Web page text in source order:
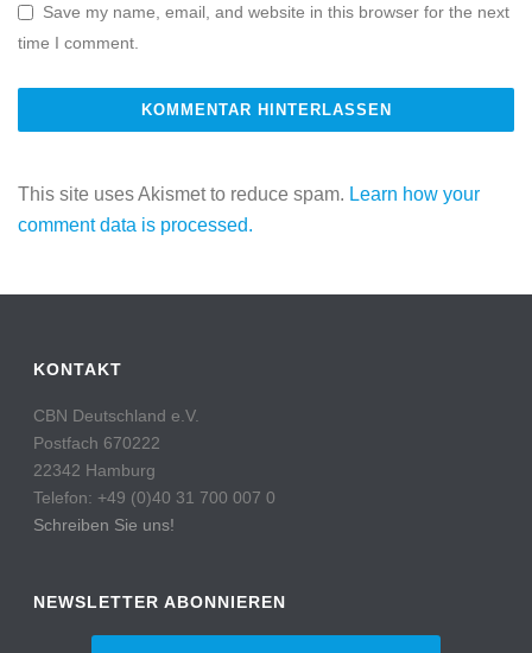
Save my name, email, and website in this browser for the next
time I comment.
This site uses Akismet to reduce spam. Learn how your
comment data is processed.
KONTAKT
CBN Deutschland e.V.
Postfach 670222
22342 Hamburg
Telefon: +49 (0)40 31 700 007 0
Schreiben Sie uns!
NEWSLETTER ABONNIEREN